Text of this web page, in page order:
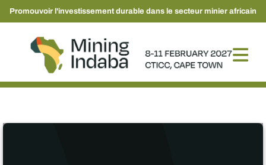
Promouvoir l'investissement durable dans le secteur minier africain